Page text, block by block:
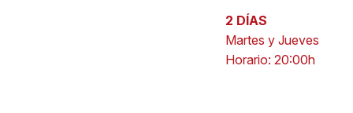
2 DÍAS
Martes y Jueves
Horario: 20:00h